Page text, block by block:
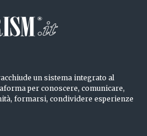
un sistema integrato al
per conoscere, comunicare,
formarsi, condividere esperienze